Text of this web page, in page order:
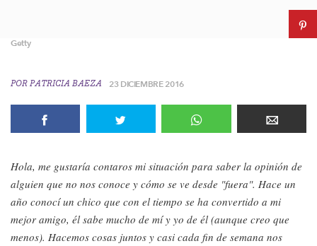
Getty
POR PATRICIA BAEZA 23 DICIEMBRE 2016
Hola, me gustaría contaros mi situación para saber la opinión de
alguien que no nos conoce y cómo se ve desde "fuera". Hace un
año conocí un chico que con el tiempo se ha convertido a mi
mejor amigo, él sabe mucho de mí y yo de él (aunque creo que
menos). Hacemos cosas juntos y casi cada fin de semana nos